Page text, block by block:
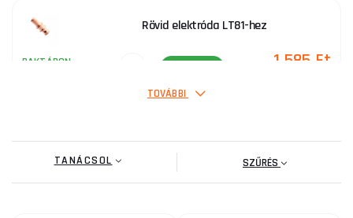
Rövid elektróda LT81-hez
RAKTÁRON 1 585 Ft
RAKTÁRON 910 Ft
TOVÁBBI
TANÁCSOL SZŰRÉS